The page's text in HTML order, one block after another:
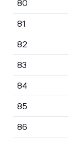
80
81
82
83
84
85
86